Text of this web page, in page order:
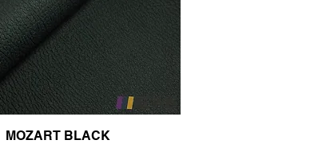
MOZART BLACK